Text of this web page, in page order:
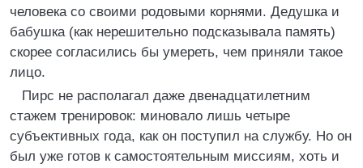
человека со своими родовыми корнями. Дедушка и
бабушка (как нерешительно подсказывала память)
скорее согласились бы умереть, чем приняли такое
лицо.
Пирс не располагал даже двенадцатилетним
стажем тренировок: миновало лишь четыре
субъективных года, как он поступил на службу. Но он
был уже готов к самостоятельным миссиям, хоть и